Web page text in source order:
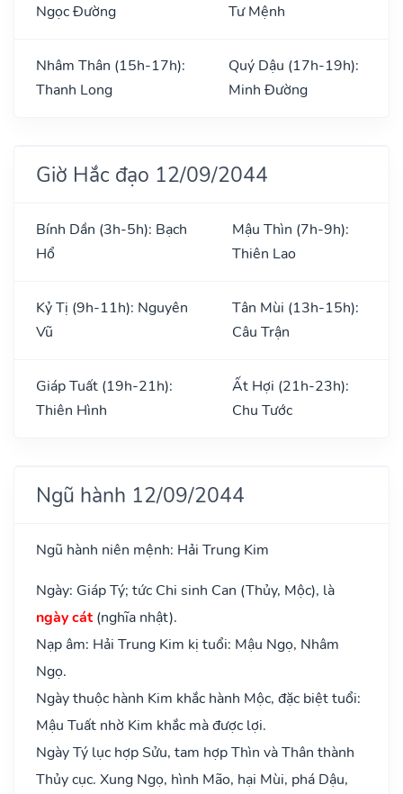
Ngọc Đường
Tư Mệnh
Nhâm Thân (15h-17h):
Thanh Long
Quý Dậu (17h-19h):
Minh Đường
Giờ Hắc đạo 12/09/2044
Bính Dần (3h-5h): Bạch
Hổ
Mậu Thìn (7h-9h):
Thiên Lao
Kỷ Tị (9h-11h): Nguyên
Vũ
Tân Mùi (13h-15h):
Câu Trận
Giáp Tuất (19h-21h):
Thiên Hình
Ất Hợi (21h-23h):
Chu Tước
Ngũ hành 12/09/2044
Ngũ hành niên mệnh: Hải Trung Kim
Ngày: Giáp Tý; tức Chi sinh Can (Thủy, Mộc), là
ngày cát(nghĩa nhật).
Nạp âm: Hải Trung Kim kị tuổi: Mậu Ngọ, Nhâm
Ngọ.
Ngày thuộc hành Kim khắc hành Mộc, đặc biệt tuổi:
Mậu Tuất nhờ Kim khắc mà được lợi.
Ngày Tý lục hợp Sửu, tam hợp Thìn và Thân thành
Thủy cục. Xung Ngọ, hình Mão, hại Mùi, phá Dậu,